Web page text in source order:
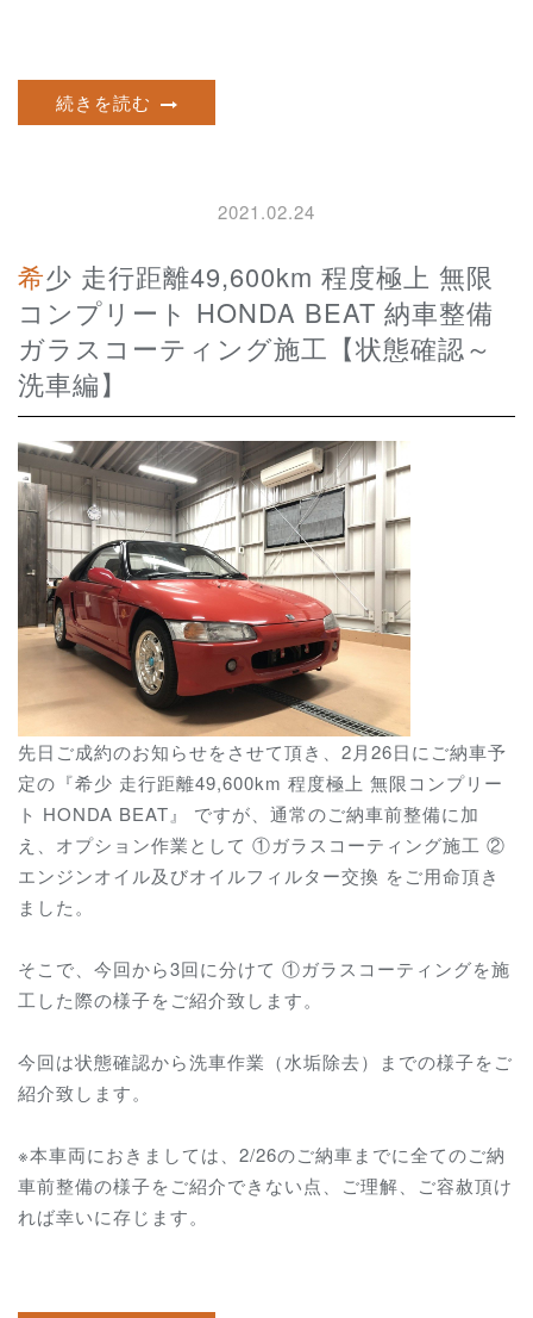
続きを読む
2021.02.24
希少 走行距離49,600km 程度極上 無限
コンプリート HONDA BEAT 納車整備
ガラスコーティング施工【状態確認～
洗車編】
先日ご成約のお知らせをさせて頂き、2月26日にご納車予
定の『希少 走行距離49,600km 程度極上 無限コンプリー
ト HONDA BEAT』 ですが、通常のご納車前整備に加
え、オプション作業として ①ガラスコーティング施工 ②
エンジンオイル及びオイルフィルター交換 をご用命頂き
ました。
そこで、今回から3回に分けて ①ガラスコーティングを施
工した際の様子をご紹介致します。
今回は状態確認から洗車作業（水垢除去）までの様子をご
紹介致します。
※本車両におきましては、2/26のご納車までに全てのご納
車前整備の様子をご紹介できない点、ご理解、ご容赦頂け
れば幸いに存じます。